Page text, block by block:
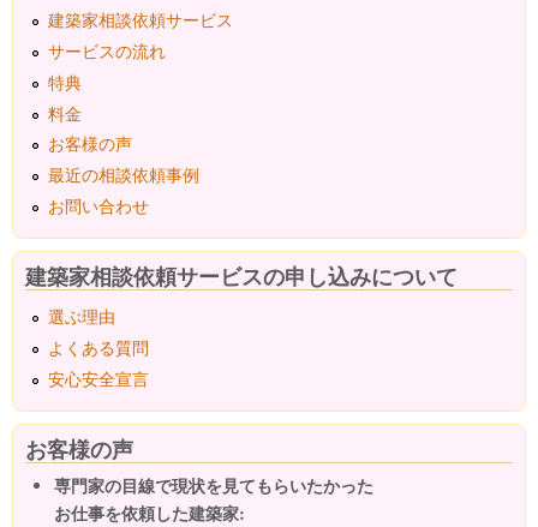
建築家相談依頼サービス
サービスの流れ
特典
料金
お客様の声
最近の相談依頼事例
お問い合わせ
建築家相談依頼サービスの申し込みについて
選ぶ理由
よくある質問
安心安全宣言
お客様の声
専門家の目線で現状を見てもらいたかった
お仕事を依頼した建築家: